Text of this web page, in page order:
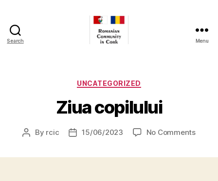
Search
Cork
Menu
Categories
UNCATEGORIZED
Ziua copilului
Post
By rcic
Post15/06/2023 No Commentson